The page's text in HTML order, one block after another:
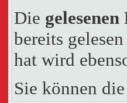
Die
bereits
hat wird
Sie können